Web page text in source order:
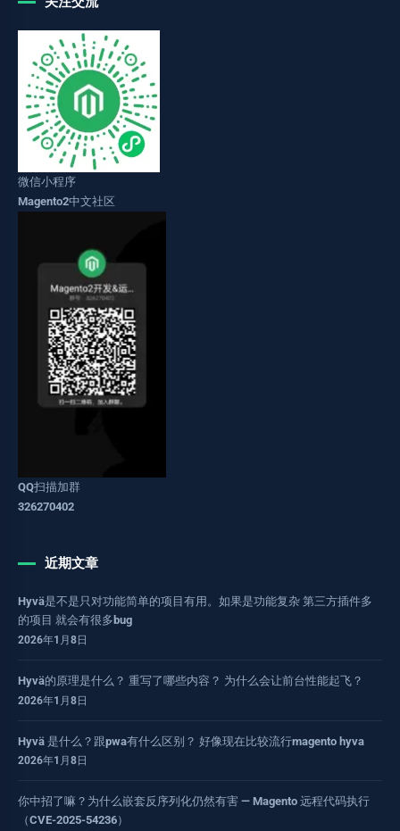
微信小程序
Magento2中文社区
QQ扫描加群
326270402
近期文章
Hyvä是不是只对功能简单的项目有用。如果是功能复杂 第三方插件多
的项目 就会有很多bug
2026年1月8日
Hyvä的原理是什么？ 重写了哪些内容？ 为什么会让前台性能起飞？
2026年1月8日
Hyvä 是什么？跟pwa有什么区别？ 好像现在比较流行magento hyva
2026年1月8日
你中招了嘛？为什么嵌套反序列化仍然有害 — Magento 远程代码执行
（CVE-2025-54236）